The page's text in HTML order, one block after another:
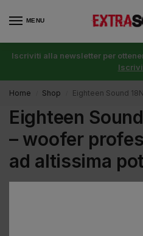
MENU
Iscriviti alla newsletter per
Home Shop Eighteen Sound
Eighteen
– woofer
ad altissima